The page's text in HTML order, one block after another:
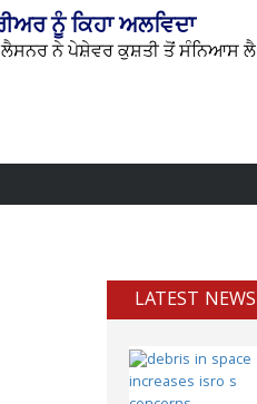
ਨੂੰ ਕਿਹਾ ਅਲਵਿਦਾ
ਲੈਸਨਰ ਨੇ ਪੇਸ਼ੇਵਰ ਕੁਸ਼ਤੀ ਤੋਂ ਸੰਨਿਆਸ ਲੈ
LATEST NEWS